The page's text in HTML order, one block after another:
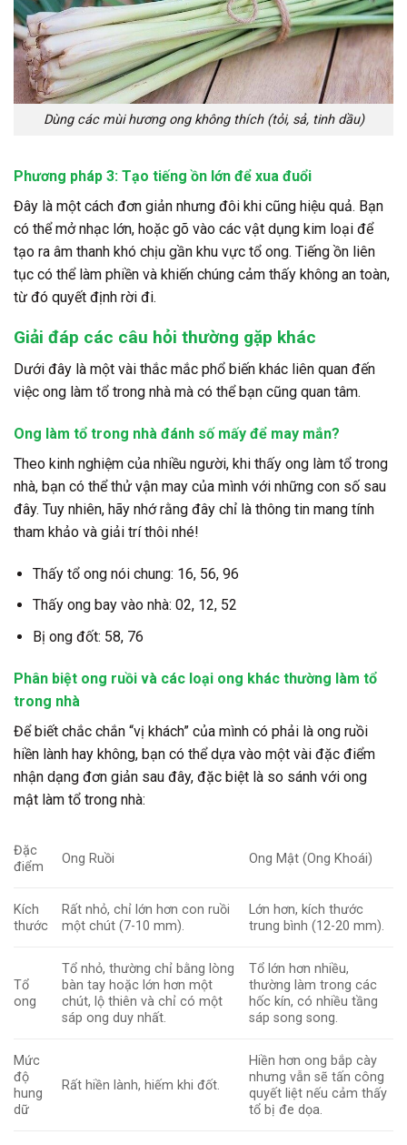
Dùng các mùi hương ong không thích (tỏi, sả, tinh dầu)
Phương pháp 3: Tạo tiếng ồn lớn để xua đuổi
Đây là một cách đơn giản nhưng đôi khi cũng hiệu quả. Bạn
có thể mở nhạc lớn, hoặc gõ vào các vật dụng kim loại để
tạo ra âm thanh khó chịu gần khu vực tổ ong. Tiếng ồn liên
tục có thể làm phiền và khiến chúng cảm thấy không an toàn,
từ đó quyết định rời đi.
Giải đáp các câu hỏi thường gặp khác
Dưới đây là một vài thắc mắc phổ biến khác liên quan đến
việc ong làm tổ trong nhà mà có thể bạn cũng quan tâm.
Ong làm tổ trong nhà đánh số mấy để may mắn?
Theo kinh nghiệm của nhiều người, khi thấy ong làm tổ trong
nhà, bạn có thể thử vận may của mình với những con số sau
đây. Tuy nhiên, hãy nhớ rằng đây chỉ là thông tin mang tính
tham khảo và giải trí thôi nhé!
Thấy tổ ong nói chung: 16, 56, 96
Thấy ong bay vào nhà: 02, 12, 52
Bị ong đốt: 58, 76
Phân biệt ong ruồi và các loại ong khác thường làm tổ
trong nhà
Để biết chắc chắn “vị khách” của mình có phải là ong ruồi
hiền lành hay không, bạn có thể dựa vào một vài đặc điểm
nhận dạng đơn giản sau đây, đặc biệt là so sánh với ong
mật làm tổ trong nhà:
Đặc
điểm
Ong Ruồi Ong Mật (Ong Khoái)
Kích
thước
Rất nhỏ, chỉ lớn hơn con ruồi
một chút (7-10 mm).
Lớn hơn, kích thước
trung bình (12-20 mm).
Tổ
ong
Tổ nhỏ, thường chỉ bằng lòng
bàn tay hoặc lớn hơn một
chút, lộ thiên và chỉ có một
sáp ong duy nhất.
Tổ lớn hơn nhiều,
thường làm trong các
hốc kín, có nhiều tầng
sáp song song.
Mức
độ
hung
dữ
Rất hiền lành, hiếm khi đốt.
Hiền hơn ong bắp cày
nhưng vẫn sẽ tấn công
quyết liệt nếu cảm thấy
tổ bị đe dọa.